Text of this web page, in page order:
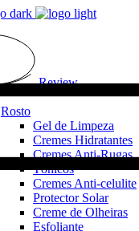
Review
Rosto
Gel de Limpeza
Cremes Hidratantes
Cremes Anti-Rugas
Tónicos
Cremes Anti-celulite
Protector Solar
Creme de Olheiras
Esfoliante